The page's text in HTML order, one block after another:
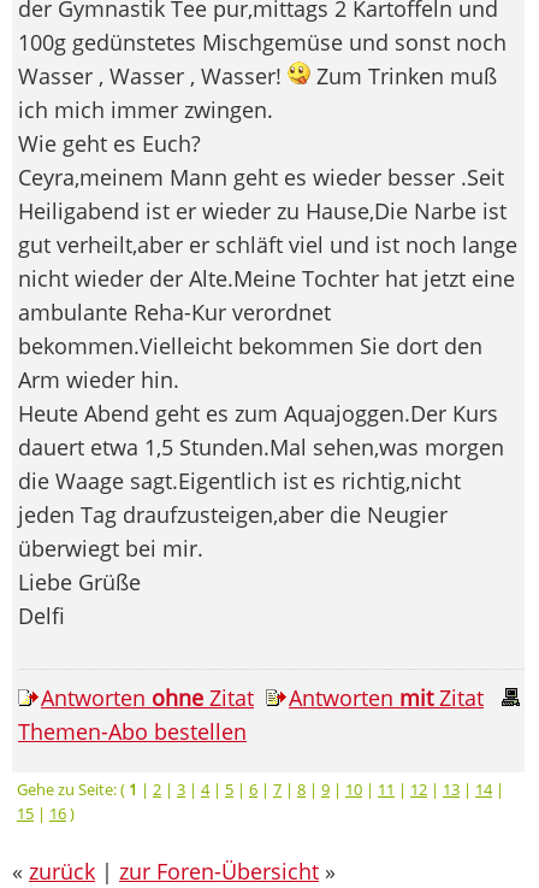
der Gymnastik Tee pur,mittags 2 Kartoffeln und
100g gedünstetes Mischgemüse und sonst noch
Wasser , Wasser , Wasser!
Zum Trinken muß
ich mich immer zwingen.
Wie geht es Euch?
Ceyra,meinem Mann geht es wieder besser .Seit
Heiligabend ist er wieder zu Hause,Die Narbe ist
gut verheilt,aber er schläft viel und ist noch lange
nicht wieder der Alte.Meine Tochter hat jetzt eine
ambulante Reha-Kur verordnet
bekommen.Vielleicht bekommen Sie dort den
Arm wieder hin.
Heute Abend geht es zum Aquajoggen.Der Kurs
dauert etwa 1,5 Stunden.Mal sehen,was morgen
die Waage sagt.Eigentlich ist es richtig,nicht
jeden Tag draufzusteigen,aber die Neugier
überwiegt bei mir.
Liebe Grüße
Delfi
Antworten ohne Zitat Antworten mitZitat
Themen-Abo bestellen
Gehe zu Seite: ( 1 | 2 | 3 | 4| 5 | 6 | 7 | 8 | 9 | 10 | 11 | 12 | 13 | 14|
15 | 16)
« zurück | zur Foren-Übersicht »